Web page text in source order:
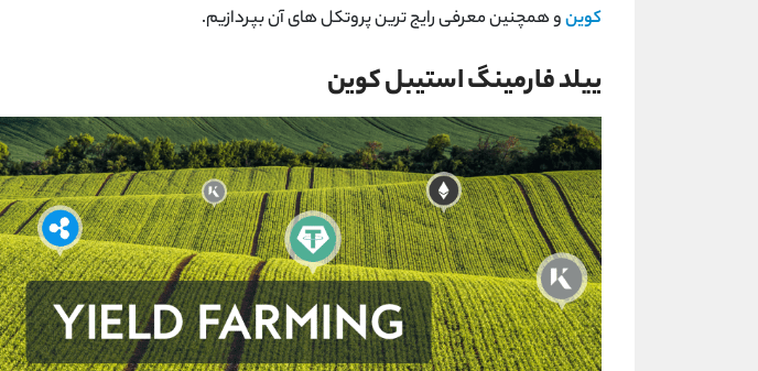
کوینو همچنین معرفی رایج ترین پروتکل های آن بپردازیم.
ییلد فارمینگ استیبل کوین